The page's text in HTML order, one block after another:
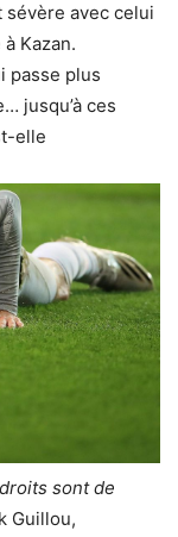
sévère avec celui
Kazan.
passe plus
jusqu’à ces
elle
sont de
Guillou,